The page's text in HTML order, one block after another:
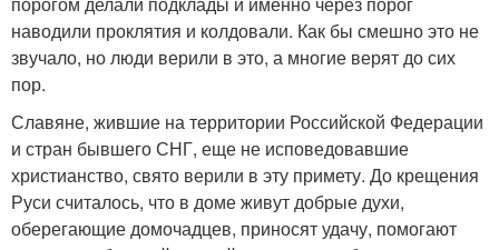
наводили проклятия и колдовали. Как бы смешно это не
звучало, но люди верили в это, а многие верят до сих
пор.
Славяне, жившие на территории Российской Федерации
и стран бывшего СНГ, еще не исповедовавшие
христианство, свято верили в эту примету. До крещения
Руси считалось, что в доме живут добрые духи,
оберегающие домочадцев, приносят удачу, помогают